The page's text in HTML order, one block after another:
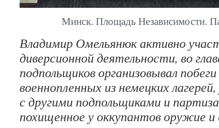
Минск. Площадь Независимости.
Владимир Омельянюк активно
диверсионной деятельности, во
подпольщиков организовывал
военнопленных из немецких
с другими подпольщиками и
похищенное у оккупантов оружие